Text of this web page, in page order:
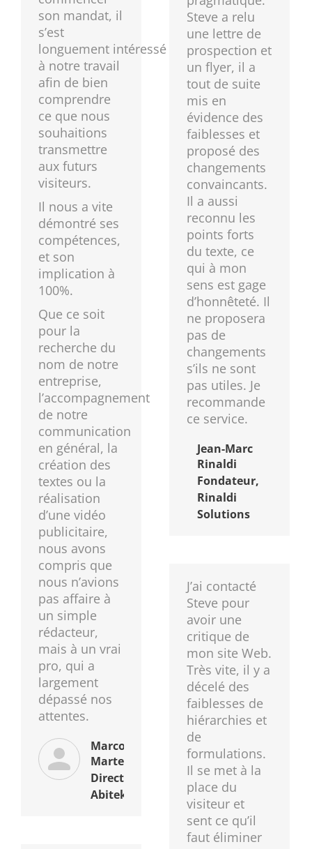
son mandat, il
s’est
longuement intéressé
à notre travail
afin de bien
comprendre
ce que nous
souhaitions
transmettre
aux futurs
visiteurs.
Il nous a vite
démontré ses
compétences,
et son
implication à
100%.
Que ce soit
pour la
recherche du
nom de notre
entreprise,
l’accompagnement
de notre
communication
en général, la
création des
textes ou la
réalisation
d’une vidéo
publicitaire,
nous avons
compris que
nous n’avions
pas affaire à
un simple
rédacteur,
mais à un vrai
pro, qui a
largement
dépassé nos
attentes.
Marco
Martella
Directeur,
Abitek SA
Steve a relu
une lettre de
prospection et
un flyer, il a
tout de suite
mis en
évidence des
faiblesses et
proposé des
changements
convaincants.
Il a aussi
reconnu les
points forts
du texte, ce
qui à mon
sens est gage
d’honnêteté. Il
ne proposera
pas de
changements
s’ils ne sont
pas utiles. Je
recommande
ce service.
Jean-Marc
Rinaldi
Fondateur,
Rinaldi
Solutions
J’ai contacté
Steve pour
avoir une
critique de
mon site Web.
Très vite, il y a
décelé des
faiblesses de
hiérarchies et
de
formulations.
Il se met à la
place du
visiteur et
sent ce qu’il
faut éliminer